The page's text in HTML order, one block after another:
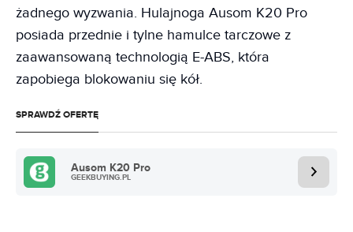
żadnego wyzwania. Hulajnoga Ausom K20 Pro
posiada przednie i tylne hamulce tarczowe z
zaawansowaną technologią E-ABS, która
zapobiega blokowaniu się kół.
SPRAWDŹ OFERTĘ
Ausom K20 Pro
GEEKBUYING.PL